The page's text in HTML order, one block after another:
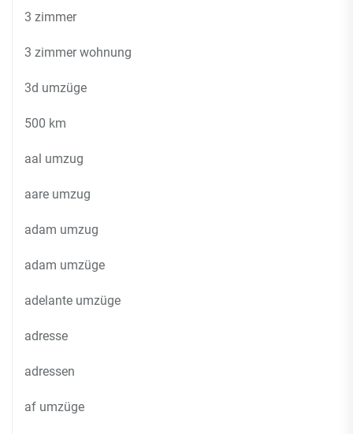
3 zimmer
3 zimmer wohnung
3d umzüge
500 km
aal umzug
aare umzug
adam umzug
adam umzüge
adelante umzüge
adresse
adressen
af umzüge